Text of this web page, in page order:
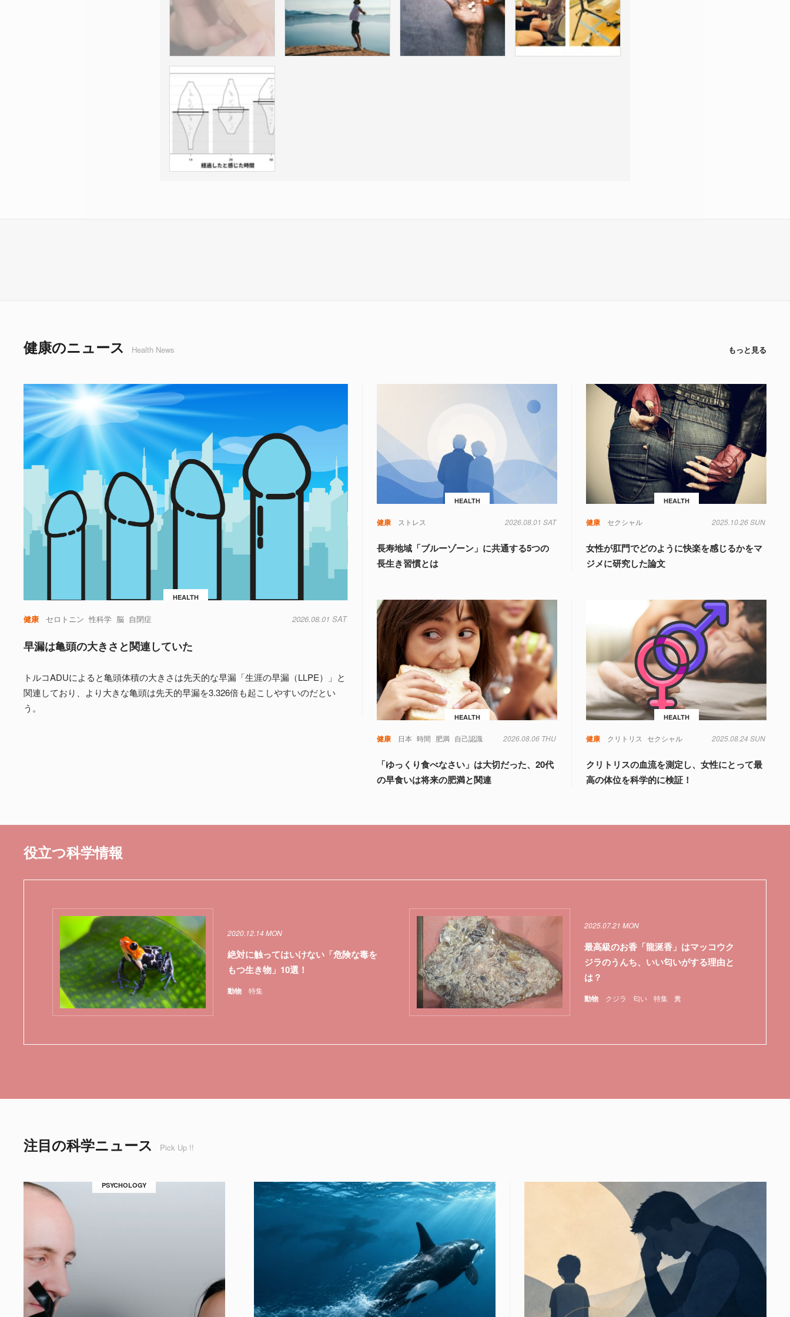
健康のニュース Health News もっと見る
HEALTH
健康 セロトニン 性科学 脳 自閉症 2026.08.01 SAT
早漏は亀頭の大きさと関連していた
トルコADUによると亀頭体積の大きさは先天的な早漏「生涯の早漏（LLPE）」と
関連しており、より大きな亀頭は先天的早漏を3.326倍も起こしやすいのだとい
う。
HEALTH
健康 ストレス 2026.08.01 SAT
長寿地域「ブルーゾーン」に共通する5つの
長生き習慣とは
HEALTH
健康 セクシャル 2025.10.26 SUN
女性が肛門でどのように快楽を感じるかをマ
ジメに研究した論文
HEALTH
健康 日本 時間 肥満 自己認識 2026.08.06 THU
「ゆっくり食べなさい」は大切だった、20代
の早食いは将来の肥満と関連
HEALTH
健康 クリトリス セクシャル 2025.08.24 SUN
クリトリスの血流を測定し、女性にとって最
高の体位を科学的に検証！
役立つ科学情報
動物 特集
2020.12.14 MON
絶対に触ってはいけない「危険な毒を
もつ生き物」10選！
動物 クジラ 匂い 特集 糞
2025.07.21 MON
最高級のお香「龍涎香」はマッコウク
ジラのうんち、いい匂いがする理由と
は？
注目の科学ニュース Pick Up !!
PSYCHOLOGY